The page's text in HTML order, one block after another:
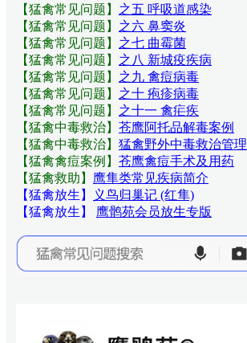
【猛禽常见问题 】 之五 呼吸道感染
【猛禽常见问题 】 之六 鼻窦炎
【猛禽常见问题 】 之七 曲霉菌
【猛禽常见问题 】 之八 新城疫疾病
【猛禽常见问题 】 之九 禽痘病毒
【猛禽常见问题 】 之十 疱疹病毒
【猛禽常见问题 】 之十一 禽疟疾
【猛禽中毒救治】 苍鹰阿托品解毒案例
【猛禽中毒救治】 猛禽野外中毒救治管理
【猛禽禽痘案例】 苍鹰禽痘手术及用药
【猛禽救助】 鹰隼类常见疾病简介
【猛禽放生】
义鸟归巢记 (红隼)
【猛禽放生】
鹰鹘苑会员放生专版